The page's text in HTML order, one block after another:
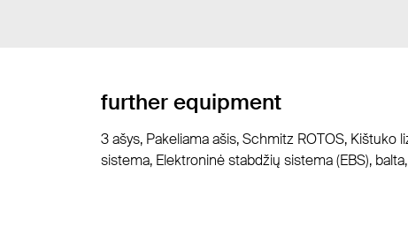
further equipment
3 ašys, Pakeliama ašis, Schmitz ROTOS, Kištuko
sistema, Elektroninė stabdžių sistema (EBS),